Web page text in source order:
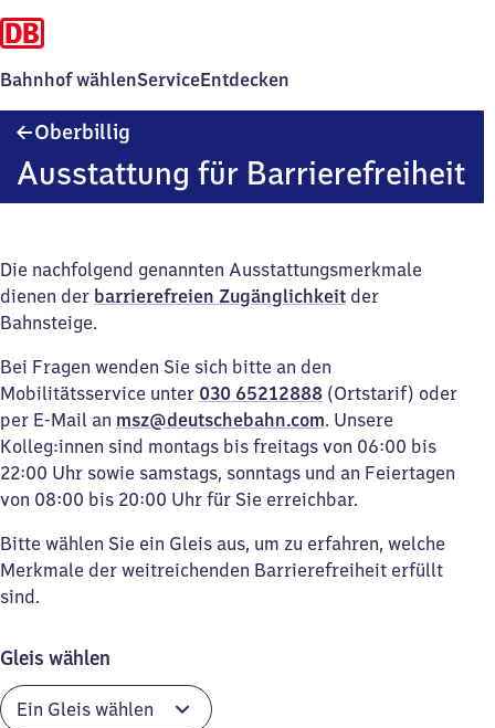
Bahnhof wählenServiceEntdecken
Oberbillig
Ausstattung für Barrierefreiheit
Die nachfolgend genannten Ausstattungsmerkmale
dienen der barrierefreien Zugänglichkeit der
Bahnsteige.
Bei Fragen wenden Sie sich bitte an den
Mobilitätsservice unter 030 65212888 (Ortstarif) oder
per E-Mail an msz@deutschebahn.com. Unsere
Kolleg:innen sind montags bis freitags von 06:00 bis
22:00 Uhr sowie samstags, sonntags und an Feiertagen
von 08:00 bis 20:00 Uhr für Sie erreichbar.
Bitte wählen Sie ein Gleis aus, um zu erfahren, welche
Merkmale der weitreichenden Barrierefreiheit erfüllt
sind.
Gleis wählen